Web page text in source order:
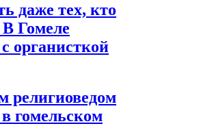
даже тех, кто
В Гомеле
органисткой
религиоведом
гомельском